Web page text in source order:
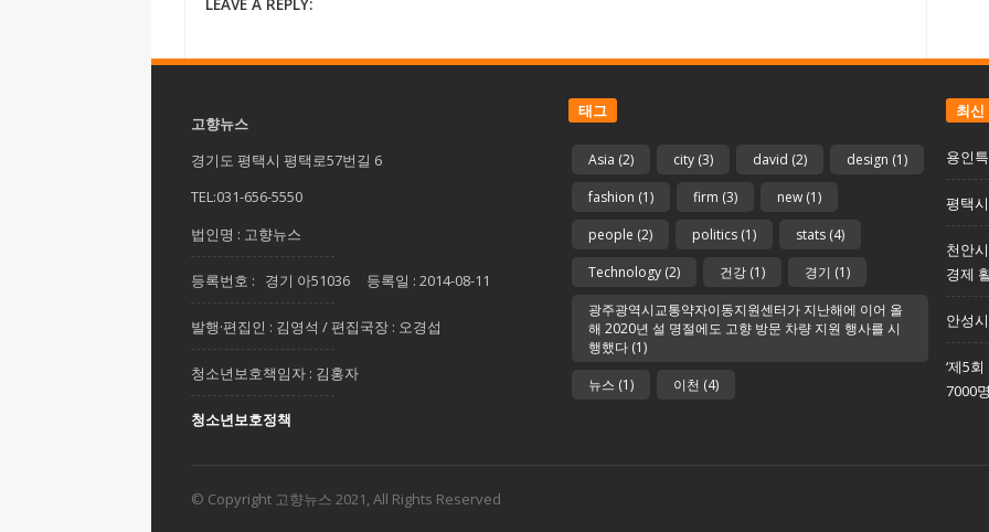
LEAVE A REPLY:
고향뉴스
경기도 평택시 평택로57번길 6
TEL:031-656-5550
법인명 : 고향뉴스
등록번호 : 경기 아51036 등록일 : 2014-08-11
발행·편집인 : 김영석 / 편집국장 : 오경섭
청소년보호책임자 : 김홍자
청소년보호정책
태그
Asia (2) city (3) david (2) design (1)
fashion (1) firm (3) new (1)
people (2) politics (1) stats (4)
Technology (2) 건강 (1) 경기 (1)
광주광역시교통약자이동지원센터가 지난해에 이어 올
해 2020년 설 명절에도 고향 방문 차량 지원 행사를 시
행했다 (1)
뉴스 (1) 이천 (4)
최신
용인
평택
천안
경제
안성
‘제5
7000
© Copyright 고향뉴스 2021, All Rights Reserved